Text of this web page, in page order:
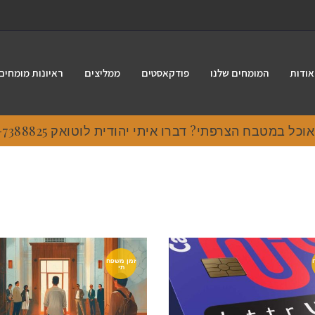
אודות המומחים שלנו פודקאסטים ממליצים ראיונות
במטבח הצרפתי? דברו איתי יהודית לוטואק 054-7388825
זמן משפח
תי